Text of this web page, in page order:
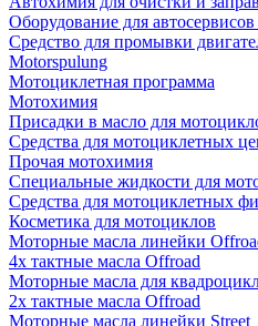
Оборудование для автосервисов
Средство для промывки
Motorspulung
Мотоциклетная программа
Мотохимия
Присадки в масло для
Средства для мотоциклетных
Прочая мотохимия
Специальные жидкости для
Средства для мотоциклетных
Косметика для мотоциклов
Моторные масла линейки
4х тактные масла Offroad
Моторные масла для
2х тактные масла Offroad
Моторные масла линейки Street